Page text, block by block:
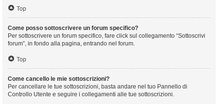
Top
Come posso sottoscrivere un forum specifico?
Per sottoscrivere un forum specifico, fare click sul collegamento “Sottoscrivi
forum”, in fondo alla pagina, entrando nel forum.
Top
Come cancello le mie sottoscrizioni?
Per cancellare le tue sottoscrizioni, basta andare nel tuo Pannello di
Controllo Utente e seguire i collegamenti alle tue sottoscrizioni.